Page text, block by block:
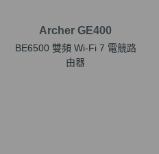
Archer GE400
BE6500 雙頻 Wi-Fi 7 電競路
由器